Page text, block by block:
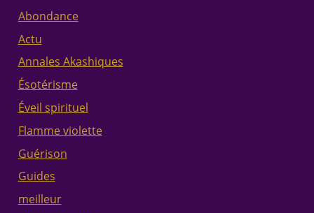
Abondance
Actu
Annales Akashiques
Ésotérisme
Éveil spirituel
Flamme violette
Guérison
Guides
meilleur